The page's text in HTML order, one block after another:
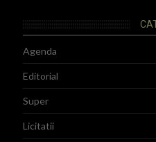
Agenda
Editorial
Super
Licitatii